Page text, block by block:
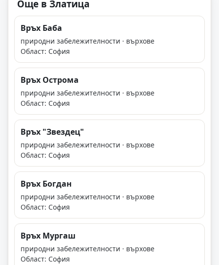
Още в Златица
Връх Баба
природни забележителности · върхове
Област: София
Връх Острома
природни забележителности · върхове
Област: София
Връх "Звездец"
природни забележителности · върхове
Област: София
Връх Богдан
природни забележителности · върхове
Област: София
Връх Мургаш
природни забележителности · върхове
Област: София